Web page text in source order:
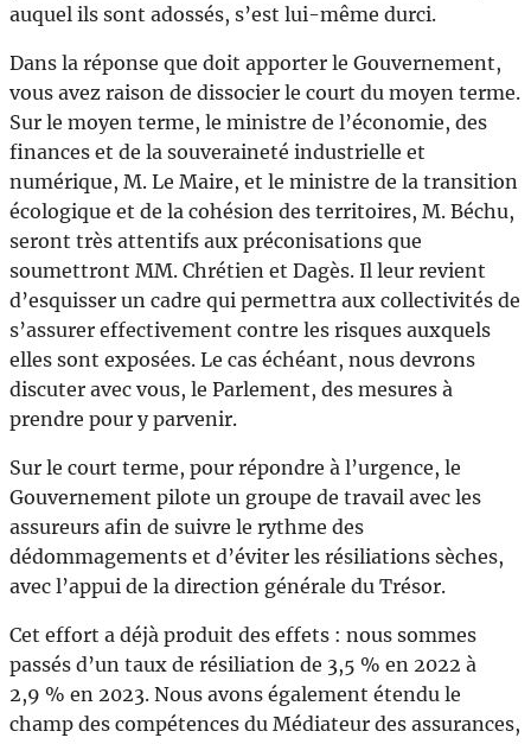
auquel ils sont adossés, s’est lui-même durci.
Dans la réponse que doit apporter le Gouvernement,
vous avez raison de dissocier le court du moyen terme.
Sur le moyen terme, le ministre de l’économie, des
finances et de la souveraineté industrielle et
numérique, M. Le Maire, et le ministre de la transition
écologique et de la cohésion des territoires, M. Béchu,
seront très attentifs aux préconisations que
soumettront MM. Chrétien et Dagès. Il leur revient
d’esquisser un cadre qui permettra aux collectivités de
s’assurer effectivement contre les risques auxquels
elles sont exposées. Le cas échéant, nous devrons
discuter avec vous, le Parlement, des mesures à
prendre pour y parvenir.
Sur le court terme, pour répondre à l’urgence, le
Gouvernement pilote un groupe de travail avec les
assureurs afin de suivre le rythme des
dédommagements et d’éviter les résiliations sèches,
avec l’appui de la direction générale du Trésor.
Cet effort a déjà produit des effets : nous sommes
passés d’un taux de résiliation de 3,5 % en 2022 à
2,9 % en 2023. Nous avons également étendu le
champ des compétences du Médiateur des assurances,